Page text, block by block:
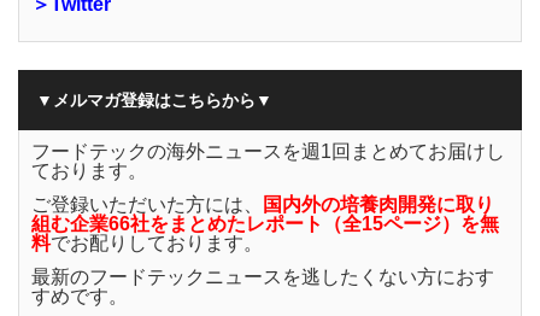
＞Twitter
▼メルマガ登録はこちらから▼
フードテックの海外ニュースを週1回まとめてお届けし
ております。
ご登録いただいた方には、
国内外の培養肉開発に取り
組む企業66社をまとめたレポート（全15ページ）を無
料でお配りしております。
最新のフードテックニュースを逃したくない方におす
すめです。